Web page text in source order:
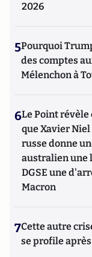
2026
5Pourquoi
des comptes
Mélenchon à
6Le Point révèle
que Xavier Niel
russe donne
australien une
DGSE une
Macron
7Cette autre
se profile